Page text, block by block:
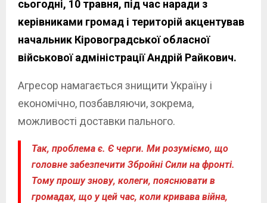
сьогодні, 10 травня, під час наради з
керівниками громад і територій акцентував
начальник Кіровоградської обласної
військової адміністрації Андрій Райкович.
Агресор намагається знищити Україну і
економічно, позбавляючи, зокрема,
можливості доставки пального.
Так, проблема є. Є черги. Ми розуміємо, що
головне забезпечити Збройні Сили на фронті.
Тому прошу знову, колеги, пояснювати в
громадах, що у цей час, коли кривава війна,